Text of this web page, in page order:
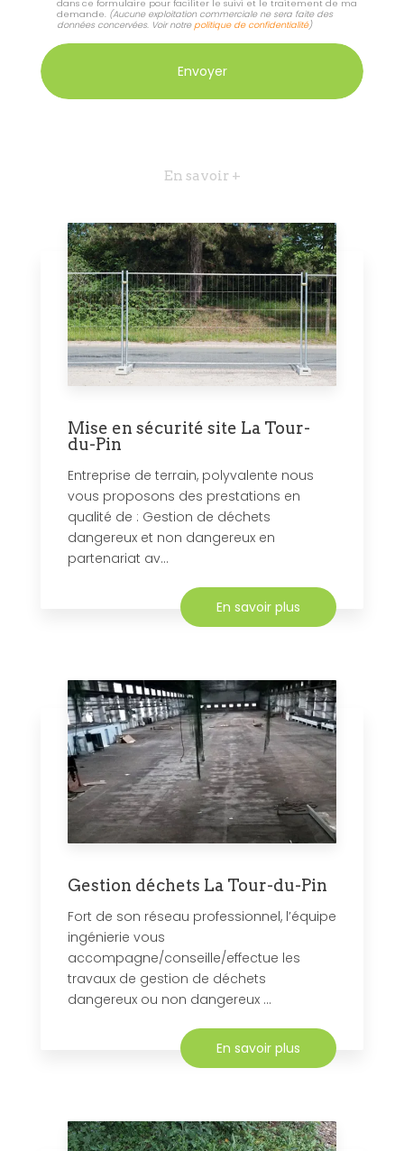
dans ce formulaire pour faciliter le suivi et le traitement de ma
demande. (Aucune exploitation commerciale ne sera faite des
données concervées. Voir notrepolitique de confidentialité)
En savoir +
Mise en sécurité site La Tour-
du-Pin
Entreprise de terrain, polyvalente nous
vous proposons des prestations en
qualité de : Gestion de déchets
dangereux et non dangereux en
partenariat av...
En savoir plus
Gestion déchets La Tour-du-Pin
Fort de son réseau professionnel, l’équipe
ingénierie vous
accompagne/conseille/effectue les
travaux de gestion de déchets
dangereux ou non dangereux ...
En savoir plus